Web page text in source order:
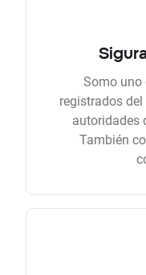
Somo uno
registrados
autoridades
También